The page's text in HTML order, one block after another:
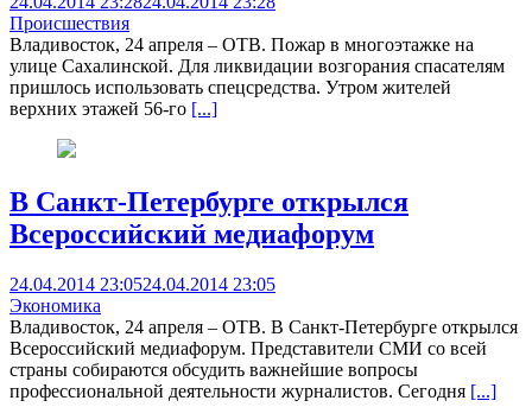
Происшествия
Владивосток, 24 апреля – ОТВ. Пожар в многоэтажке на
улице Сахалинской. Для ликвидации возгорания спасателям
пришлось использовать спецсредства. Утром жителей
верхних этажей 56-го [...]
В Санкт-Петербурге открылся
Всероссийский медиафорум
24.04.2014 23:0524.04.2014 23:05
Экономика
Владивосток, 24 апреля – ОТВ. В Санкт-Петербурге открылся
Всероссийский медиафорум. Представители СМИ со всей
страны собираются обсудить важнейшие вопросы
профессиональной деятельности журналистов. Сегодня [...]